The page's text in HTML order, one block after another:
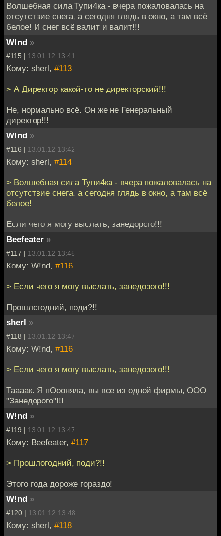
Волшебная сила Тупи4ка - вчера пожаловалась на
отсутствие снега, а сегодня глядь в окно, а там всё
белое! И снег всё валит и валит!!!
W!nd »
#115 | 13.01.12 13:41
Кому: sherl, #113
> А Директор какой-то не директорский!!!
Не, нормально всё. Он же не Генеральный
директор!!!
W!nd »
#116 | 13.01.12 13:42
Кому: sherl, #114
> Волшебная сила Тупи4ка - вчера пожаловалась на
отсутствие снега, а сегодня глядь в окно, а там всё
белое!
Если чего я могу выслать, занедорого!!!
Beefeater »
#117 | 13.01.12 13:45
Кому: W!nd, #116
> Если чего я могу выслать, занедорого!!!
Прошлогодний, поди?!!
sherl »
#118 | 13.01.12 13:47
Кому: W!nd, #116
> Если чего я могу выслать, занедорого!!!
Таааак. Я пОооняла, вы все из одной фирмы, ООО
"Занедорого"!!!
W!nd »
#119 | 13.01.12 13:47
Кому: Beefeater, #117
> Прошлогодний, поди?!!
Этого года дороже гораздо!
W!nd »
#120 | 13.01.12 13:48
Кому: sherl, #118